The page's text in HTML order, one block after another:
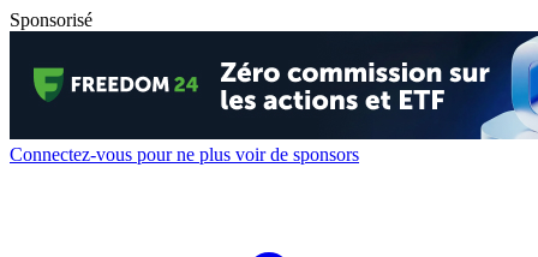
Sponsorisé
Connectez-vous pour ne plus voir de sponsors